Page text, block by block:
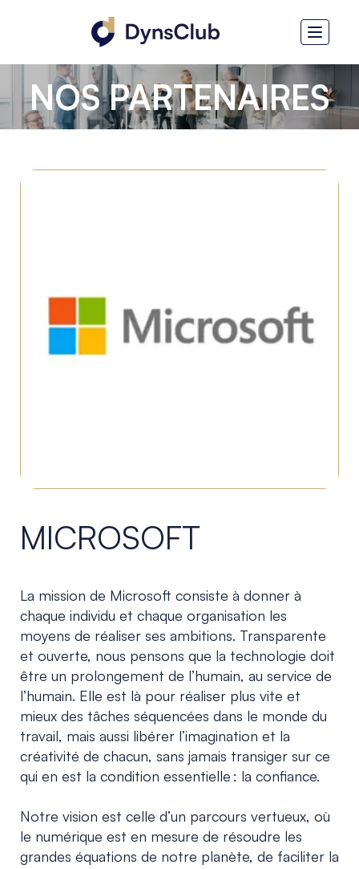
NOS PARTENAIRES
MICROSOFT
La mission de Microsoft consiste à donner à
chaque individu et chaque organisation les
moyens de réaliser ses ambitions. Transparente
et ouverte, nous pensons que la technologie doit
être un prolongement de l’humain, au service de
l’humain. Elle est là pour réaliser plus vite et
mieux des tâches séquencées dans le monde du
travail, mais aussi libérer l’imagination et la
créativité de chacun, sans jamais transiger sur ce
qui en est la condition essentielle : la confiance.
Notre vision est celle d’un parcours vertueux, où
le numérique est en mesure de résoudre les
grandes équations de notre planète, de faciliter la